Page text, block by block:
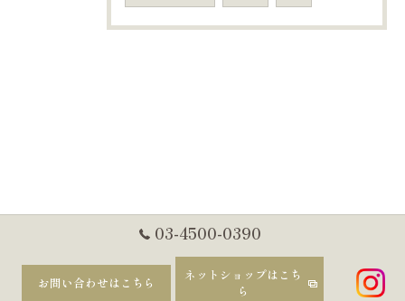
03-4500-0390
お問い合わせはこちら
ネットショップはこち
ら